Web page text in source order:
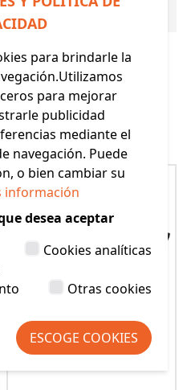
para brindarle la
para mejorar
publicidad
mediante el
navegación. Puede
o bien cambiar su
información
desea aceptar
Cookies analíticas
Otras cookies
ESCOGE COOKIES